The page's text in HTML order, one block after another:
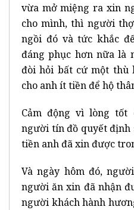
vừa mở miệng ra xin
cho mình, thì người
ngồi đó và tức khắc
đáng phục hơn nữa là
đòi hỏi bất cứ một thù
cho anh ít tiền để hộ
Cảm động vì lòng
người tín đồ quyết định
tiền anh đã xin được
Và ngày hôm đó,
người ăn xin đã nhận
người khách hành